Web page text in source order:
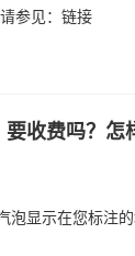
参见：链接
收费吗？怎
显示在您标注